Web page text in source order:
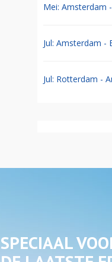
Mei: Amsterdam
Jul: Amsterdam -
Jul: Rotterdam -
SPECIAAL